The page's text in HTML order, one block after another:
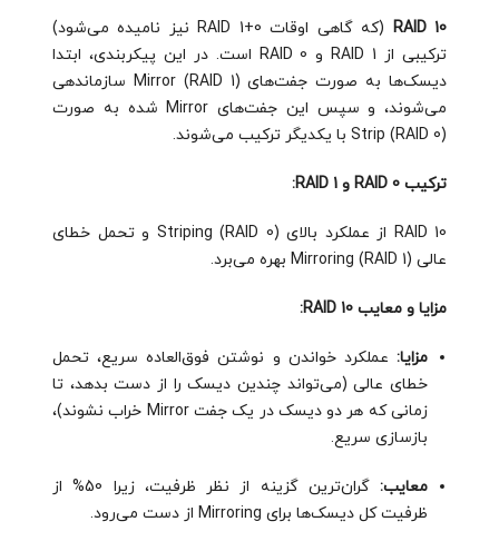
RAID 10
(که گاهی اوقات RAID 1+0 نیز نامیده می‌شود)
ترکیبی از RAID 1 و RAID 0 است. در این پیکربندی، ابتدا
دیسک‌ها به صورت جفت‌های Mirror (RAID 1) سازماندهی
می‌شوند، و سپس این جفت‌های Mirror شده به صورت
Strip (RAID 0) با یکدیگر ترکیب می‌شوند.
ترکیب RAID 0 و RAID 1:
RAID 10 از عملکرد بالای Striping (RAID 0) و تحمل خطای
عالی Mirroring (RAID 1) بهره می‌برد.
مزایا و معایب RAID 10:
مزایا: عملکرد خواندن و نوشتن فوق‌العاده سریع، تحمل
خطای عالی (می‌تواند چندین دیسک را از دست بدهد، تا
زمانی که هر دو دیسک در یک جفت Mirror خراب نشوند)،
بازسازی سریع.
معایب:
گران‌ترین گزینه از نظر ظرفیت، زیرا 50% از
ظرفیت کل دیسک‌ها برای Mirroring از دست می‌رود.